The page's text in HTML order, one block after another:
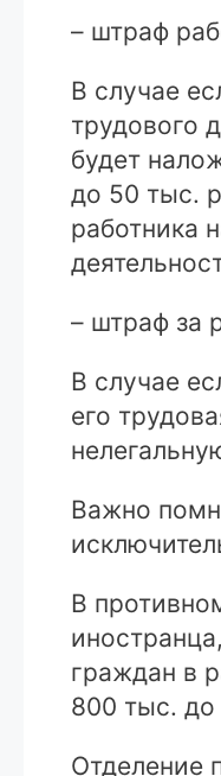
– штраф
В случае
трудового
будет
до 50 тыс.
работника
– штраф за
В случае
его
Важно
В
граждан в
800 тыс. до
Отделение